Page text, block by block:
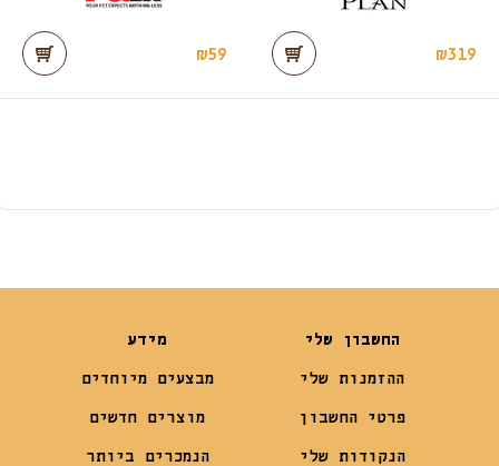
₪319
₪59
החשבון שלי
ההזמנות שלי
פרטי החשבון
הנקודות שלי
מידע
מבצעים מיוחדים
מוצרים חדשים
הנמכרים ביותר